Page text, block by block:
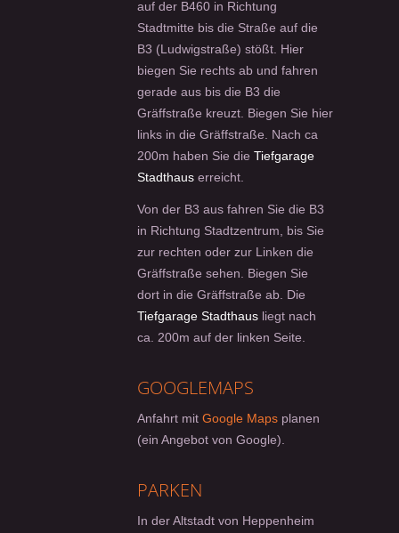
auf der B460 in Richtung
Stadtmitte bis die Straße auf die
B3 (Ludwigstraße) stößt. Hier
biegen Sie rechts ab und fahren
gerade aus bis die B3 die
Gräffstraße kreuzt. Biegen Sie hier
links in die Gräffstraße. Nach ca
200m haben Sie die Tiefgarage
Stadthaus erreicht.
Von der B3 aus fahren Sie die B3
in Richtung Stadtzentrum, bis Sie
zur rechten oder zur Linken die
Gräffstraße sehen. Biegen Sie
dort in die Gräffstraße ab. Die
Tiefgarage Stadthaus liegt nach
ca. 200m auf der linken Seite.
GOOGLEMAPS
Anfahrt mit Google Maps planen
(ein Angebot von Google).
PARKEN
In der Altstadt von Heppenheim